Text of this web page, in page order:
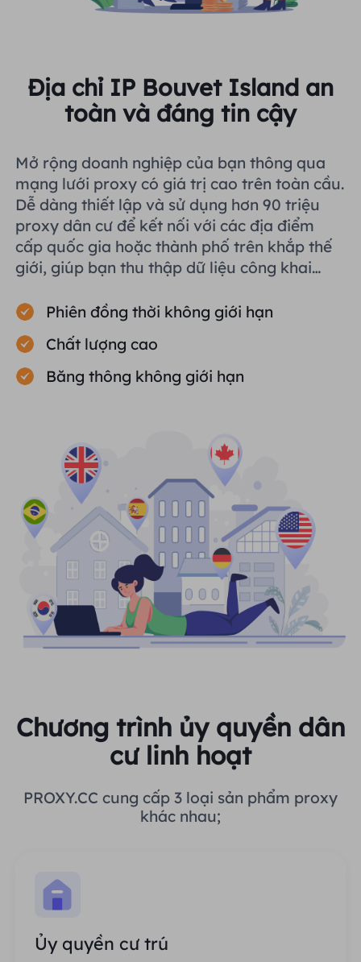
Địa chỉ IP Bouvet Island an
toàn và đáng tin cậy
Mở rộng doanh nghiệp của bạn thông qua
mạng lưới proxy có giá trị cao trên toàn cầu.
Dễ dàng thiết lập và sử dụng hơn 90 triệu
proxy dân cư để kết nối với các địa điểm
cấp quốc gia hoặc thành phố trên khắp thế
giới, giúp bạn thu thập dữ liệu công khai
Phiên đồng thời không giới hạn
Chất lượng cao
Băng thông không giới hạn
Chương trình ủy quyền dân
cư linh hoạt
PROXY.CC cung cấp 3 loại sản phẩm proxy
khác nhau;
Ủy quyền cư trú